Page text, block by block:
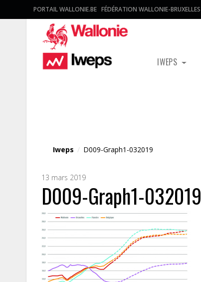
PORTAIL WALLONIE.BE FÉDÉRATION WALLONIE-BRUXELLES
IWEPS
Iweps / D009-Graph1-032019
13 mars 2019
D009-Graph1-032019